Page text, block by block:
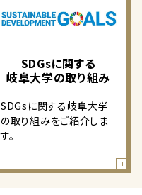
SDGsに関する
岐阜大学の取り組み
SDGsに関する岐阜大学
の取り組みをご紹介しま
す。